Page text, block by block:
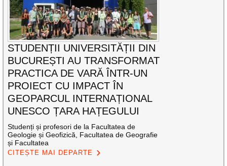
STUDENȚII UNIVERSITĂȚII DIN
BUCUREȘTI AU TRANSFORMAT
PRACTICA DE VARĂ ÎNTR-UN
PROIECT CU IMPACT ÎN
GEOPARCUL INTERNAȚIONAL
UNESCO ȚARA HAȚEGULUI
Studenți și profesori de la Facultatea de
Geologie și Geofizică, Facultatea de Geografie
și Facultatea
CITEȘTE MAI DEPARTE